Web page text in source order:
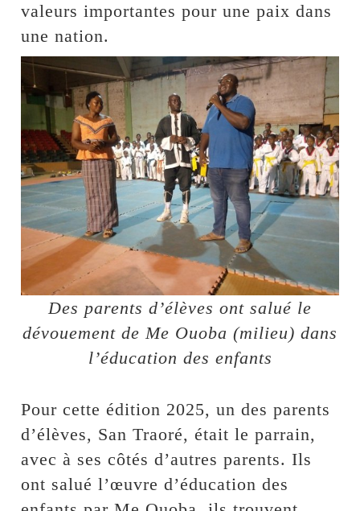
valeurs importantes pour une paix dans
une nation.
Des parents d’élèves ont salué le
dévouement de Me Ouoba (milieu) dans
l’éducation des enfants
Pour cette édition 2025, un des parents
d’élèves, San Traoré, était le parrain,
avec à ses côtés d’autres parents. Ils
ont salué l’œuvre d’éducation des